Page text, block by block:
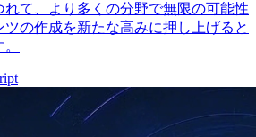
て、より多くの分野で無限の可能性
の作成を新たな高みに押し上げると